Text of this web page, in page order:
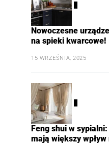
Nowoczesne
na spieki kwarcowe!
15 WRZEŚNIA, 2025
Feng shui w
mają większy